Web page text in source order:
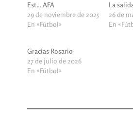
Est… AFA
29 de noviembre de 2025
En «Fútbol»
La
26 de
En
Gracias Rosario
27 de julio de 2026
En «Fútbol»